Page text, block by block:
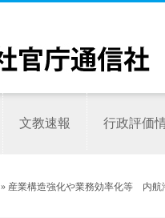
文教速報 行政評価
» 産業構造強化や業務効率化等 内航